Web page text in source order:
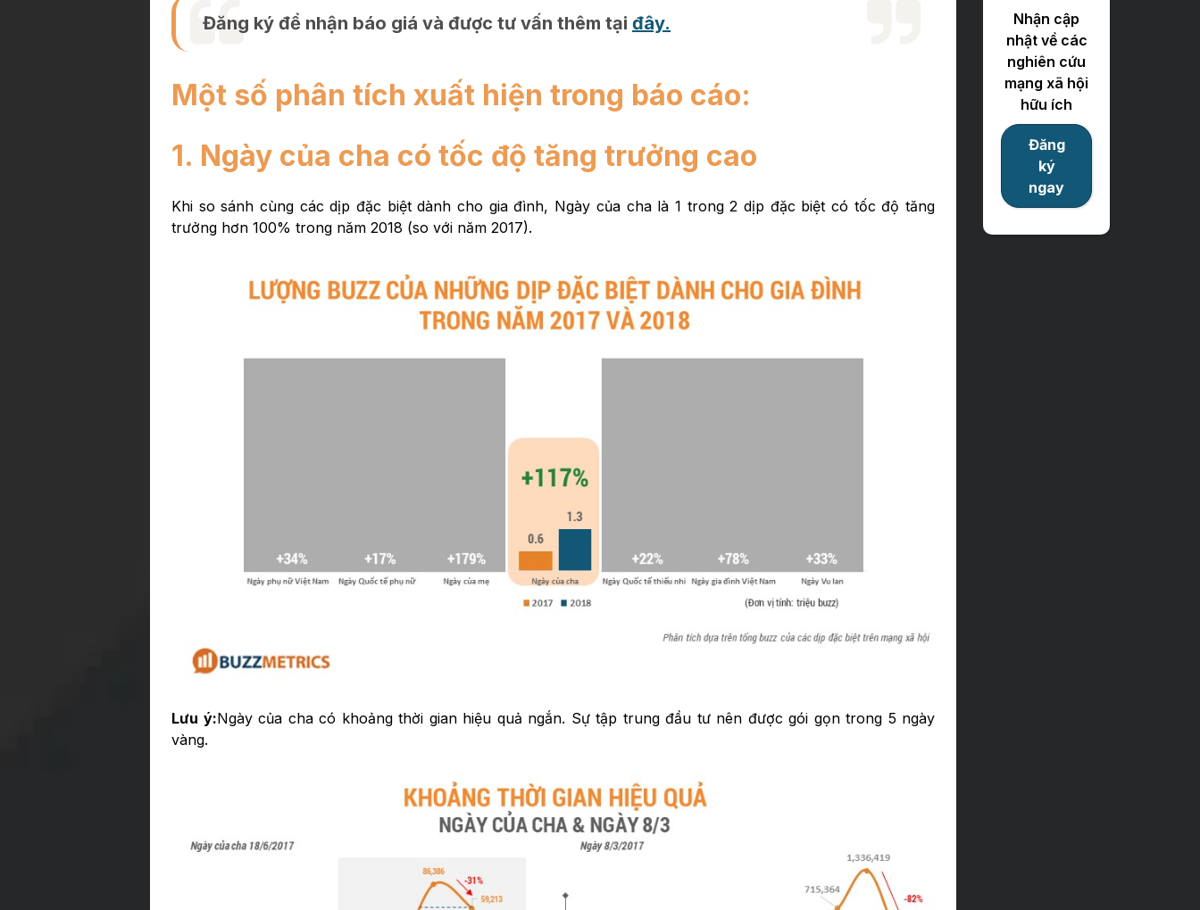
Đăng ký để nhận báo giá và được tư vấn thêm tại đây.
Một số phân tích xuất hiện trong báo cáo:
1. Ngày của cha có tốc độ tăng trưởng cao
Khi so sánh cùng các dịp đặc biệt dành cho gia đình, Ngày của cha là 1 trong 2 dịp đặc biệt có tốc độ tăng
trưởng hơn 100% trong năm 2018 (so với năm 2017).
Lưu ý:Ngày của cha có khoảng thời gian hiệu quả ngắn. Sự tập trung đầu tư nên được gói gọn trong 5 ngày
vàng.
Nhận cập
nhật về các
nghiên cứu
mạng xã hội
hữu ích
Đăng
ký
ngay